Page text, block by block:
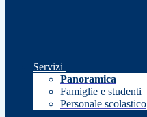
Servizi
Panoramica
Famiglie e studenti
Personale scolastico